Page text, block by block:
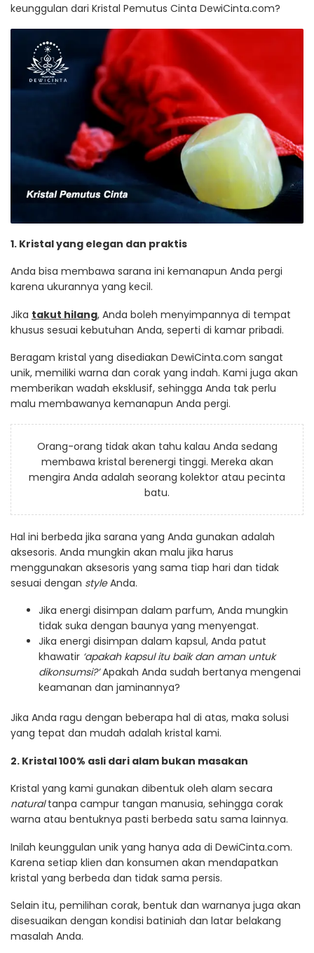
keunggulan dari Kristal Pemutus Cinta DewiCinta.com?
1. Kristal yang elegan dan praktis
Anda bisa membawa sarana ini kemanapun Anda pergi
karena ukurannya yang kecil.
Jika takut hilang, Anda boleh menyimpannya di tempat
khusus sesuai kebutuhan Anda, seperti di kamar pribadi.
Beragam kristal yang disediakan DewiCinta.com sangat
unik, memiliki warna dan corak yang indah. Kami juga akan
memberikan wadah eksklusif, sehingga Anda tak perlu
malu membawanya kemanapun Anda pergi.
Orang-orang tidak akan tahu kalau Anda sedang
membawa kristal berenergi tinggi. Mereka akan
mengira Anda adalah seorang kolektor atau pecinta
batu.
Hal ini berbeda jika sarana yang Anda gunakan adalah
aksesoris. Anda mungkin akan malu jika harus
menggunakan aksesoris yang sama tiap hari dan tidak
sesuai dengan styleAnda.
Jika energi disimpan dalam parfum, Anda mungkin
tidak suka dengan baunya yang menyengat.
Jika energi disimpan dalam kapsul, Anda patut
khawatir ‘apakah kapsul itu baik dan aman untuk
dikonsumsi?’Apakah Anda sudah bertanya mengenai
keamanan dan jaminannya?
Jika Anda ragu dengan beberapa hal di atas, maka solusi
yang tepat dan mudah adalah kristal kami.
2. Kristal 100% asli dari alam bukan masakan
Kristal yang kami gunakan dibentuk oleh alam secara
naturaltanpa campur tangan manusia, sehingga corak
warna atau bentuknya pasti berbeda satu sama lainnya.
Inilah keunggulan unik yang hanya ada di DewiCinta.com.
Karena setiap klien dan konsumen akan mendapatkan
kristal yang berbeda dan tidak sama persis.
Selain itu, pemilihan corak, bentuk dan warnanya juga akan
disesuaikan dengan kondisi batiniah dan latar belakang
masalah Anda.